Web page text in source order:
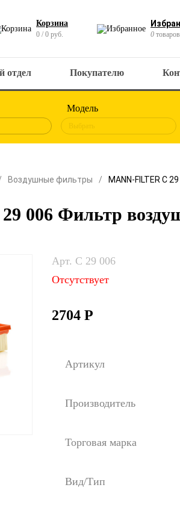
Корзина
0 / 0 руб. 0 товаров
отдел Покупателю
Модель
Выбрать
Воздушные фильтры MANN-FILTER C
006 Фильтр
Арт. C 29 006
Отсутствует
2704 Р
Артикул
Производитель
Торговая марка
Вид/Тип